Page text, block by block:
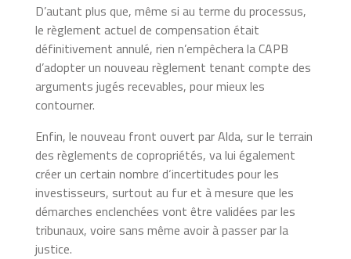
D’autant plus que, même si au terme du processus,
le règlement actuel de compensation était
définitivement annulé, rien n’empêchera la CAPB
d’adopter un nouveau règlement tenant compte des
arguments jugés recevables, pour mieux les
contourner.
Enfin, le nouveau front ouvert par Alda, sur le terrain
des règlements de copropriétés, va lui également
créer un certain nombre d‘incertitudes pour les
investisseurs, surtout au fur et à mesure que les
démarches enclenchées vont être validées par les
tribunaux, voire sans même avoir à passer par la
justice.